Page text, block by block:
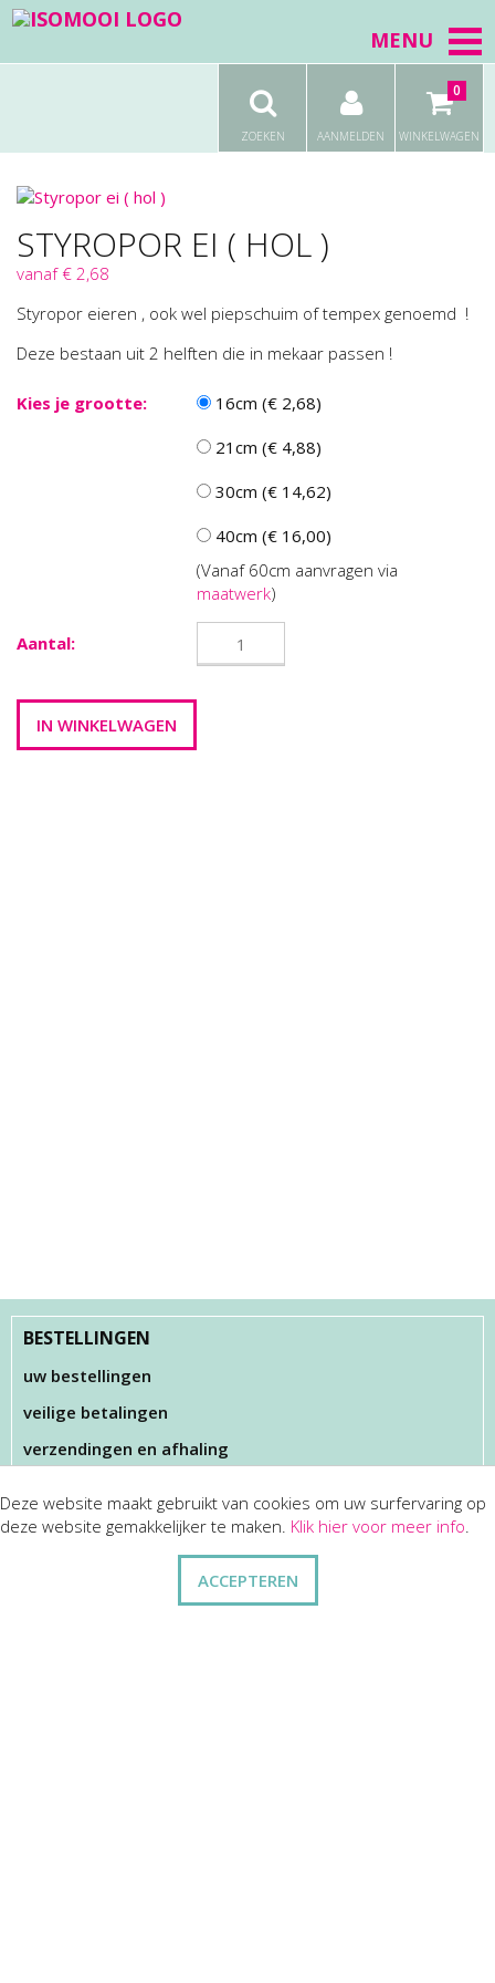
MENU
ZOEKEN AANMELDEN WINKELWAGEN
0
STYROPOR EI ( HOL )
vanaf € 2,68
Styropor eieren , ook wel piepschuim of tempex genoemd !
Deze bestaan uit 2 helften die in mekaar passen !
Kies je grootte:
16cm (€ 2,68)
21cm (€ 4,88)
30cm (€ 14,62)
40cm (€ 16,00)
(Vanaf 60cm aanvragen via
maatwerk)
Aantal:
BESTELLINGEN
uw bestellingen
veilige betalingen
verzendingen en afhaling
KLANTENSERVICES
Deze website maakt gebruikt van cookies om uw surfervaring op
deze website gemakkelijker te maken. Klik hier voor meer info.
ACCEPTEREN